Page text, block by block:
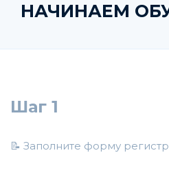
НАЧИНАЕМ
Шаг 1
📝 Заполните форму